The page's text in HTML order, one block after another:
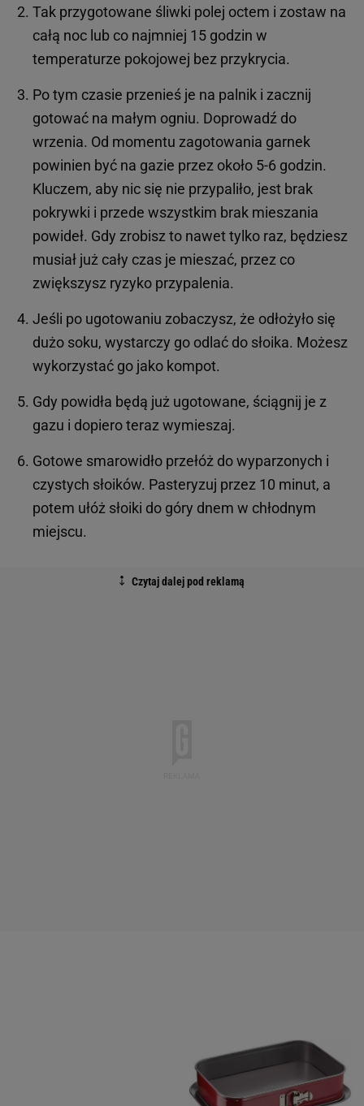
Tak przygotowane śliwki polej octem i zostaw na
całą noc lub co najmniej 15 godzin w
temperaturze pokojowej bez przykrycia.
Po tym czasie przenieś je na palnik i zacznij
gotować na małym ogniu. Doprowadź do
wrzenia. Od momentu zagotowania garnek
powinien być na gazie przez około 5-6 godzin.
Kluczem, aby nic się nie przypaliło, jest brak
pokrywki i przede wszystkim brak mieszania
powideł. Gdy zrobisz to nawet tylko raz, będziesz
musiał już cały czas je mieszać, przez co
zwiększysz ryzyko przypalenia.
Jeśli po ugotowaniu zobaczysz, że odłożyło się
dużo soku, wystarczy go odlać do słoika. Możesz
wykorzystać go jako kompot.
Gdy powidła będą już ugotowane, ściągnij je z
gazu i dopiero teraz wymieszaj.
Gotowe smarowidło przełóż do wyparzonych i
czystych słoików. Pasteryzuj przez 10 minut, a
potem ułóż słoiki do góry dnem w chłodnym
miejscu.